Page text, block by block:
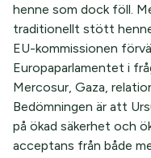
henne som dock föll.
traditionellt stött
EU-kommissionen
Europaparlamentet i
Mercosur, Gaza,
Bedömningen är att
på ökad säkerhet och
acceptans från både